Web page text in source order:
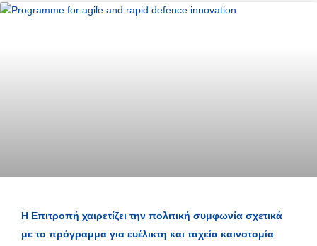
Η Επιτροπή χαιρετίζει την πολιτική συμφωνία σχετικά
με το πρόγραμμα για ευέλικτη και ταχεία καινοτομία